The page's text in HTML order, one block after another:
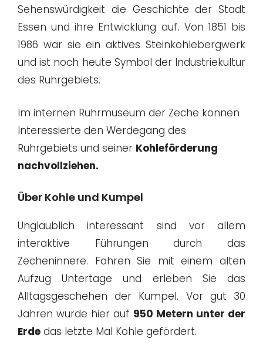
Sehenswürdigkeit die Geschichte der Stadt
Essen und ihre Entwicklung auf. Von 1851 bis
1986 war sie ein aktives Steinkohlebergwerk
und ist noch heute Symbol der Industriekultur
des Ruhrgebiets.
Im internen Ruhrmuseum der Zeche können
Interessierte den Werdegang des
Ruhrgebiets und seiner Kohleförderung
nachvollziehen.
Über Kohle und Kumpel
Unglaublich interessant sind vor allem
interaktive Führungen durch das
Zecheninnere. Fahren Sie mit einem alten
Aufzug Untertage und erleben Sie das
Alltagsgeschehen der Kumpel. Vor gut 30
Jahren wurde hier auf 950 Metern unter der
Erde das letzte Mal Kohle gefördert.